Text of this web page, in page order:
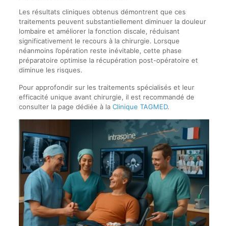
Les résultats cliniques obtenus démontrent que ces
traitements peuvent substantiellement diminuer la douleur
lombaire et améliorer la fonction discale, réduisant
significativement le recours à la chirurgie. Lorsque
néanmoins l’opération reste inévitable, cette phase
préparatoire optimise la récupération post-opératoire et
diminue les risques.
Pour approfondir sur les traitements spécialisés et leur
efficacité unique avant chirurgie, il est recommandé de
consulter la page dédiée à la Clinique TAGMED.